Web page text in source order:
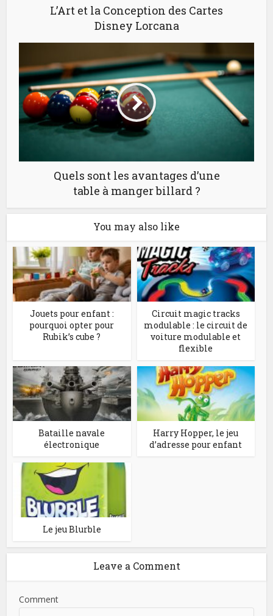
L’Art et la Conception des Cartes
Disney Lorcana
Quels sont les avantages d’une
table à manger billard ?
You may also like
Jouets pour enfant :
pourquoi opter pour
Rubik’s cube ?
Circuit magic tracks
modulable : le circuit de
voiture modulable et
flexible
Bataille navale
électronique
Harry Hopper, le jeu
d’adresse pour enfant
Le jeu Blurble
Leave a Comment
Comment